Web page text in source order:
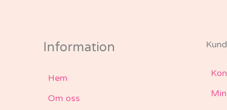
Information
Hem
Om oss